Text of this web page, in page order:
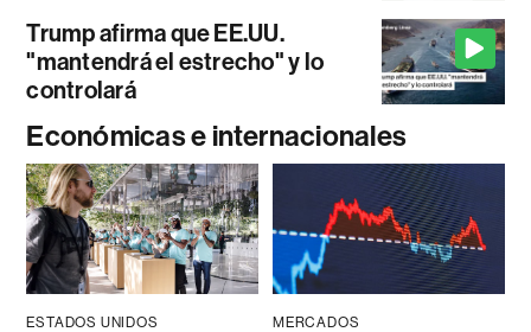
Trump afirma que EE.UU.
"mantendrá el estrecho" y lo
controlará
Económicas e internacionales
ESTADOS UNIDOS MERCADOS